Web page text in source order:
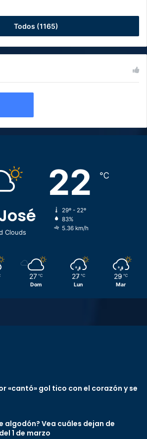
Todos (1165)
Clouds
22 ℃
29º - 22º
83%
5.36 km/h
27 ℃
Dom
27 ℃
Lun
29 ℃
Mar
«cantó» gol tico con el corazón y se
algodón? Vea cuáles dejan de
1 de marzo